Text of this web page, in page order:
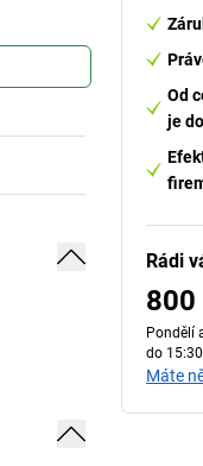
Od
je
Rádi
800
Pondělí
do
Máte